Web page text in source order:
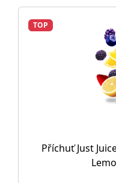
TOP
Příchuť Just